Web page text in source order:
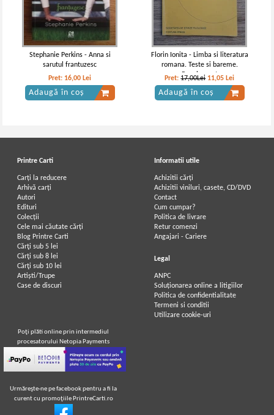
Stephanie Perkins - Anna si
sarutul frantuzesc
Pret: 16,00 Lei
Adaugă în coș
Florin Ionita - Limba si literatura
romana. Teste si bareme.
Bacalaureat
Pret:17,00Lei 11,05 Lei
Adaugă în coș
Printre Carti
Carți la reducere
Arhivă carți
Autori
Edituri
Colecții
Cele mai căutate cărți
Blog Printre Carti
Cărţi sub 5 lei
Cărţi sub 8 lei
Cărţi sub 10 lei
Artiști/Trupe
Case de discuri
Informatii utile
Achizitii cărți
Achizitii viniluri, casete, CD/DVD
Contact
Cum cumpar?
Politica de livrare
Retur comenzi
Angajari - Cariere
Legal
ANPC
Soluționarea online a litigiilor
Politica de confidentialitate
Termeni si conditii
Utilizare cookie-uri
Poţi plăti online prin intermediul
procesatorului Netopia Payments
Urmăreşte-ne pe facebook pentru a fi la
curent cu promoţiile PrintreCarti.ro